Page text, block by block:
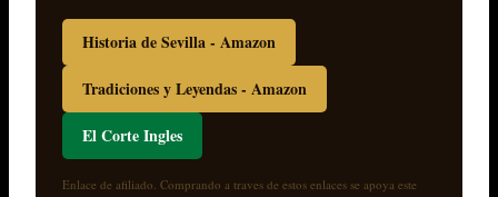
Historia de Sevilla - Amazon
Tradiciones y Leyendas - Amazon
El Corte Ingles
Enlace de afiliado. Comprando a traves de estos enlaces se apoya este